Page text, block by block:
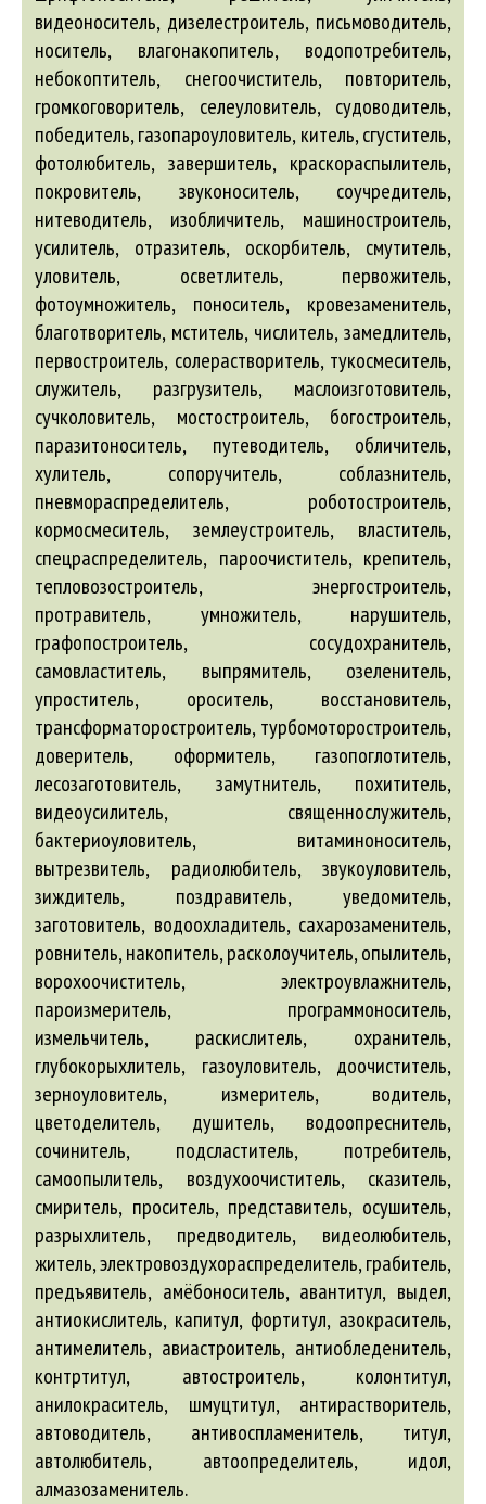
видеоноситель, дизелестроитель, письмоводитель,
носитель, влагонакопитель, водопотребитель,
небокоптитель, снегоочиститель, повторитель,
громкоговоритель, селеуловитель, судоводитель,
победитель, газопароуловитель, китель, сгуститель,
фотолюбитель, завершитель, краскораспылитель,
покровитель, звуконоситель, соучредитель,
нитеводитель, изобличитель, машиностроитель,
усилитель, отразитель, оскорбитель, смутитель,
уловитель, осветлитель, первожитель,
фотоумножитель, поноситель, кровезаменитель,
благотворитель, мститель, числитель, замедлитель,
первостроитель, солерастворитель, тукосмеситель,
служитель, разгрузитель, маслоизготовитель,
сучколовитель, мостостроитель, богостроитель,
паразитоноситель, путеводитель, обличитель,
хулитель, сопоручитель, соблазнитель,
пневмораспределитель, роботостроитель,
кормосмеситель, землеустроитель, властитель,
спецраспределитель, пароочиститель, крепитель,
тепловозостроитель, энергостроитель,
протравитель, умножитель, нарушитель,
графопостроитель, сосудохранитель,
самовластитель, выпрямитель, озеленитель,
упроститель, ороситель, восстановитель,
трансформаторостроитель, турбомоторостроитель,
доверитель, оформитель, газопоглотитель,
лесозаготовитель, замутнитель, похититель,
видеоусилитель, священнослужитель,
бактериоуловитель, витаминоноситель,
вытрезвитель, радиолюбитель, звукоуловитель,
зиждитель, поздравитель, уведомитель,
заготовитель, водоохладитель, сахарозаменитель,
ровнитель, накопитель, расколоучитель, опылитель,
ворохоочиститель, электроувлажнитель,
пароизмеритель, программоноситель,
измельчитель, раскислитель, охранитель,
глубокорыхлитель, газоуловитель, доочиститель,
зерноуловитель, измеритель, водитель,
цветоделитель, душитель, водоопреснитель,
сочинитель, подсластитель, потребитель,
самоопылитель, воздухоочиститель, сказитель,
смиритель, проситель, представитель, осушитель,
разрыхлитель, предводитель, видеолюбитель,
житель, электровоздухораспределитель, грабитель,
предъявитель, амёбоноситель, авантитул, выдел,
антиокислитель, капитул, фортитул, азокраситель,
антимелитель, авиастроитель, антиобледенитель,
контртитул, автостроитель, колонтитул,
анилокраситель, шмуцтитул, антирастворитель,
автоводитель, антивоспламенитель, титул,
автолюбитель, автоопределитель, идол,
алмазозаменитель.